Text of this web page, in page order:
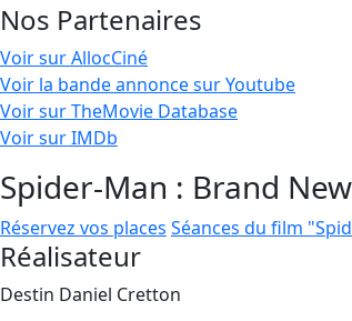
Nos Partenaires
Voir sur AllocCiné
Voir la bande annonce sur Youtube
Voir sur TheMovie Database
Voir sur IMDb
Spider-Man : Brand
Réservez vos places Séances du film
Réalisateur
Destin Daniel Cretton